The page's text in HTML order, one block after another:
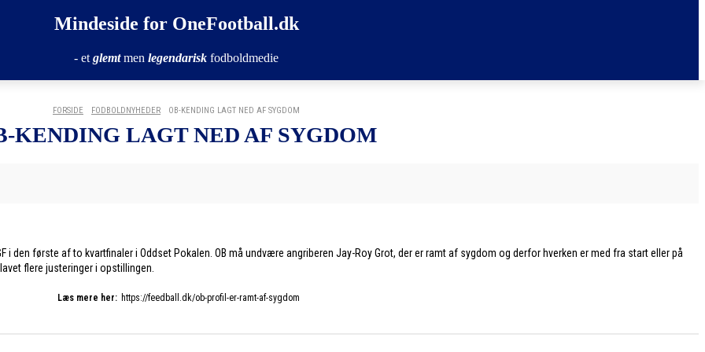
Mindeside for OneFootball.dk
- et glemtmen legendarisk fodboldmedie
FORSIDE FODBOLDNYHEDER OB-KENDING LAGT NED AF SYGDOM
KENDING LAGT NED AF SYGDOM
i den første af to kvartfinaler i Oddset Pokalen. OB må undvære angriberen Jay-Roy Grot, der er ramt af sygdom og derfor hverken er med fra start eller på
flere justeringer i opstillingen.
Læs mere her: https://feedball.dk/ob-profil-er-ramt-af-sygdom